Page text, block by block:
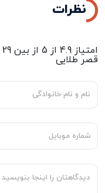
نظرات
امتیاز 4.9 از 5 از بین 29
قصر طلایی